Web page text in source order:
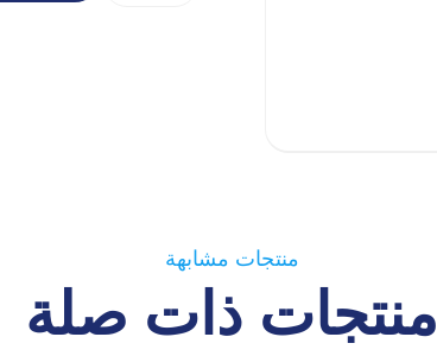
منتجات مشابهة
منتجات ذات صلة